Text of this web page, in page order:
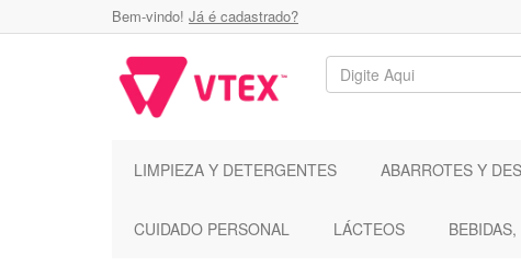
Bem-vindo! Já é cadastrado?
LIMPIEZA Y DETERGENTES ABARROTES Y
CUIDADO PERSONAL LÁCTEOS